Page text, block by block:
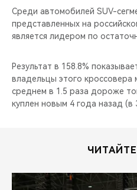
Среди автомобилей SUV-
представленных на
является лидером по
Результат в 158.8%
владельцы этого кроссовера
среднем в 1.5 раза дороже
куплен новым 4 года назад (в